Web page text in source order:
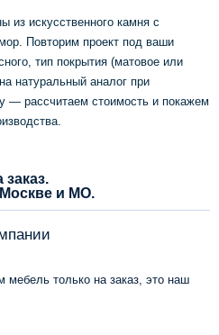
из искусственного камня с
Повторим проект под ваши
тип покрытия (матовое или
натуральный аналог при
— рассчитаем стоимость и покажем
и МО.
только на заказ, это наш